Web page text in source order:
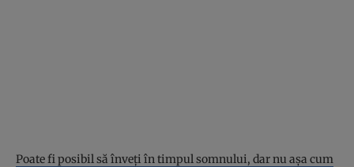
Poate fi posibil să înveţi în timpul somnului, dar nu aşa cum